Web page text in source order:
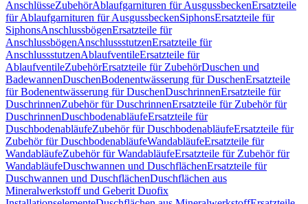
AnschlüsseZubehörAblaufgarnituren für AusgussbeckenErsatzteile
für Ablaufgarnituren für AusgussbeckenSiphonsErsatzteile für
SiphonsAnschlussbögenErsatzteile für
AnschlussbögenAnschlussstutzenErsatzteile für
AnschlussstutzenAblaufventileErsatzteile für
AblaufventileZubehörErsatzteile für ZubehörDuschen und
BadewannenDuschenBodenentwässerung für DuschenErsatzteile
für Bodenentwässerung für DuschenDuschrinnenErsatzteile für
DuschrinnenZubehör für DuschrinnenErsatzteile für Zubehör für
DuschrinnenDuschbodenabläufeErsatzteile für
DuschbodenabläufeZubehör für DuschbodenabläufeErsatzteile für
Zubehör für DuschbodenabläufeWandabläufeErsatzteile für
WandabläufeZubehör für WandabläufeErsatzteile für Zubehör für
WandabläufeDuschwannen und DuschflächenErsatzteile für
Duschwannen und DuschflächenDuschflächen aus
Mineralwerkstoff und Geberit Duofix